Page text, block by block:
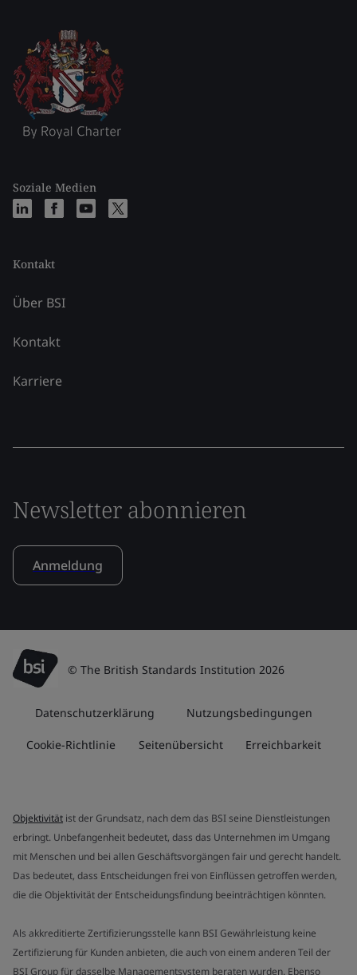
Soziale Medien
Kontakt
Über BSI
Kontakt
Karriere
Newsletter abonnieren
Anmeldung
© The British Standards Institution 2026
Datenschutzerklärung Nutzungsbedingungen
Cookie-Richtlinie Seitenübersicht Erreichbarkeit
Objektivität ist der Grundsatz, nach dem das BSI seine Dienstleistungen
erbringt. Unbefangenheit bedeutet, dass das Unternehmen im Umgang
mit Menschen und bei allen Geschäftsvorgängen fair und gerecht handelt.
Das bedeutet, dass Entscheidungen frei von Einflüssen getroffen werden,
die die Objektivität der Entscheidungsfindung beeinträchtigen könnten.
Als akkreditierte Zertifizierungsstelle kann BSI Gewährleistung keine
Zertifizierung für Kunden anbieten, die auch von einem anderen Teil der
BSI Group für dasselbe Managementsystem beraten wurden. Ebenso